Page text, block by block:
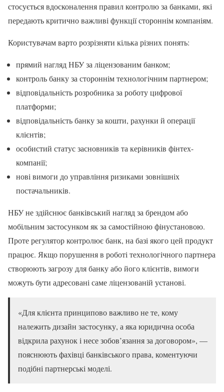
стосується вдосконалення правил контролю за банками, які
передають критично важливі функції стороннім компаніям.
Користувачам варто розрізняти кілька різних понять:
прямий нагляд НБУ за ліцензованим банком;
контроль банку за стороннім технологічним партнером;
відповідальність розробника за роботу цифрової
платформи;
відповідальність банку за кошти, рахунки й операції
клієнтів;
особистий статус засновників та керівників фінтех-
компанії;
нові вимоги до управління ризиками зовнішніх
постачальників.
НБУ не здійснює банківський нагляд за брендом або
мобільним застосунком як за самостійною фінустановою.
Проте регулятор контролює банк, на базі якого цей продукт
працює. Якщо порушення в роботі технологічного партнера
створюють загрозу для банку або його клієнтів, вимоги
можуть бути адресовані саме ліцензованій установі.
«Для клієнта принципово важливо не те, кому
належить дизайн застосунку, а яка юридична особа
відкрила рахунок і несе зобов’язання за договором», —
пояснюють фахівці банківського права, коментуючи
подібні партнерські моделі.